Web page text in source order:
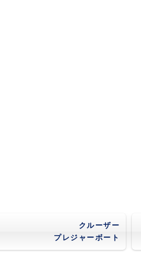
クルーザー
プレジャーボート